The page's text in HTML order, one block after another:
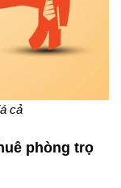
cả
phòng trọ